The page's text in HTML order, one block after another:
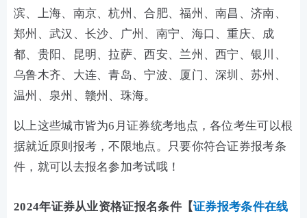
滨、上海、南京、杭州、合肥、福州、南昌、济南、
郑州、武汉、长沙、广州、南宁、海口、重庆、成
都、贵阳、昆明、拉萨、西安、兰州、西宁、银川、
乌鲁木齐、大连、青岛、宁波、厦门、深圳、苏州、
温州、泉州、赣州、珠海。
以上这些城市皆为6月证券统考地点，各位考生可以根
据就近原则报考，不限地点。只要你符合证券报考条
件，就可以去报名参加考试哦！
2024年证券从业资格证报名条件【证券报考条件在线